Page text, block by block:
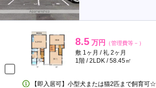
8.5 万円 （管理費等－）
敷 1ヶ月 / 礼 2ヶ月
1階 / 2LDK / 58.45㎡
【即入居可】小型犬または猫2匹まで飼育可☆